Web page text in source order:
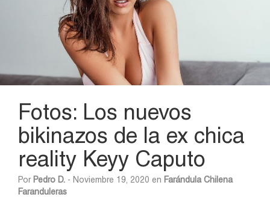
Fotos: Los nuevos
bikinazos de la ex chica
reality Keyy Caputo
Por Pedro D. - Noviembre 19, 2020 en Farándula Chilena
Faranduleras